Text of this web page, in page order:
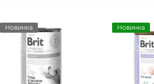
Новинка Новинка